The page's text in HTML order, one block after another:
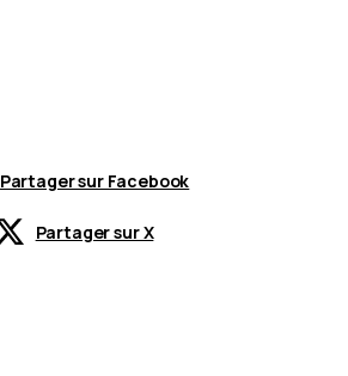
Partager sur Facebook
Partager sur X